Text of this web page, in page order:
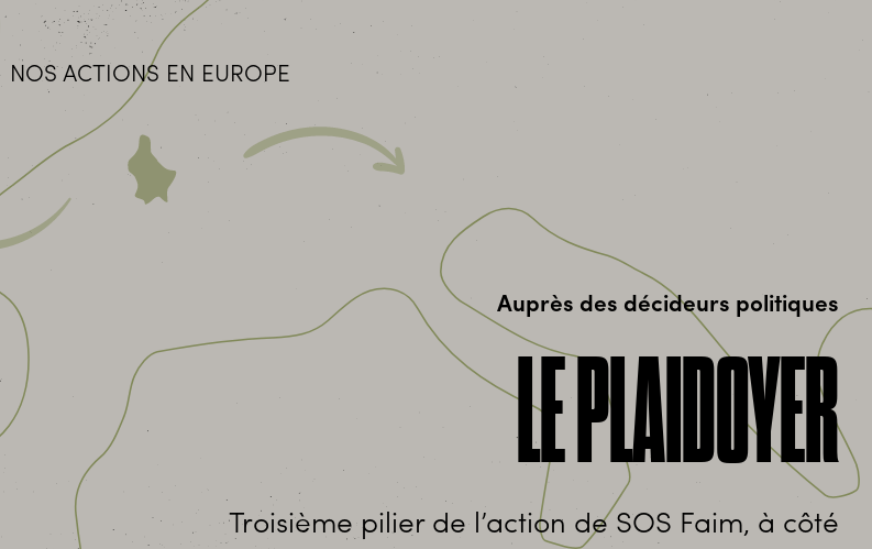
NOS ACTIONS EN EUROPE
Auprès des décideurs politiques
LE PLAIDOYER
Troisième pilier de l’action de SOS Faim, à côté